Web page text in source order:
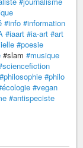
#info #information
#iaart #ia-art #art
#poesie
#slam #musique
#philosophie #philo
#vegan
#antispeciste